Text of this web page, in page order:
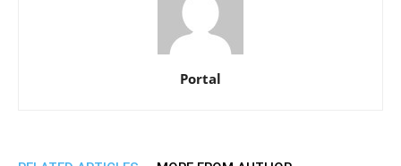
Portal